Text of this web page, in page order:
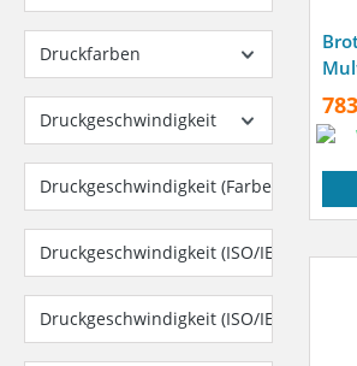
Druckfarben
Druckgeschwindigkeit
Druckgeschwindigkeit (Farbe, normale
Druckgeschwindigkeit (ISO/IEC 24734)
Druckgeschwindigkeit (ISO/IEC 24734)